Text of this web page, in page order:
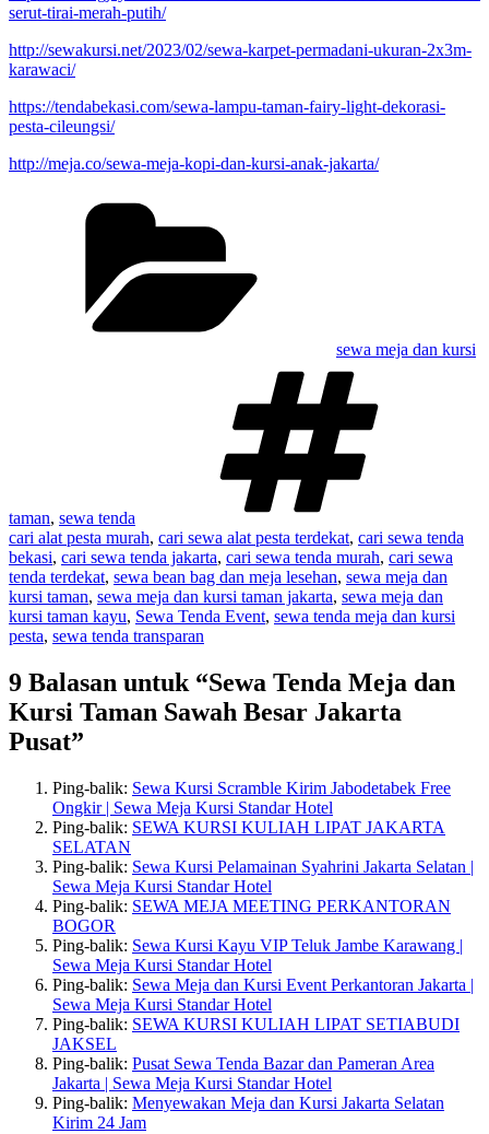
serut-tirai-merah-putih/
http://sewakursi.net/2023/02/sewa-karpet-permadani-ukuran-2x3m-
karawaci/
https://tendabekasi.com/sewa-lampu-taman-fairy-light-dekorasi-
pesta-cileungsi/
http://meja.co/sewa-meja-kopi-dan-kursi-anak-jakarta/
sewa meja dan kursi
taman, sewa tenda
cari alat pesta murah, cari sewa alat pesta terdekat, cari sewa tenda
bekasi, cari sewa tenda jakarta, cari sewa tenda murah, cari sewa
tenda terdekat, sewa bean bag dan meja lesehan, sewa meja dan
kursi taman, sewa meja dan kursi taman jakarta, sewa meja dan
kursi taman kayu, Sewa Tenda Event, sewa tenda meja dan kursi
pesta, sewa tenda transparan
9 Balasan untuk “Sewa Tenda Meja dan
Kursi Taman Sawah Besar Jakarta
Pusat”
Ping-balik: Sewa Kursi Scramble Kirim Jabodetabek Free
Ongkir | Sewa Meja Kursi Standar Hotel
Ping-balik: SEWA KURSI KULIAH LIPAT JAKARTA
SELATAN
Ping-balik: Sewa Kursi Pelamainan Syahrini Jakarta Selatan |
Sewa Meja Kursi Standar Hotel
Ping-balik: SEWA MEJA MEETING PERKANTORAN
BOGOR
Ping-balik: Sewa Kursi Kayu VIP Teluk Jambe Karawang |
Sewa Meja Kursi Standar Hotel
Ping-balik: Sewa Meja dan Kursi Event Perkantoran Jakarta |
Sewa Meja Kursi Standar Hotel
Ping-balik: SEWA KURSI KULIAH LIPAT SETIABUDI
JAKSEL
Ping-balik: Pusat Sewa Tenda Bazar dan Pameran Area
Jakarta | Sewa Meja Kursi Standar Hotel
Ping-balik: Menyewakan Meja dan Kursi Jakarta Selatan
Kirim 24 Jam